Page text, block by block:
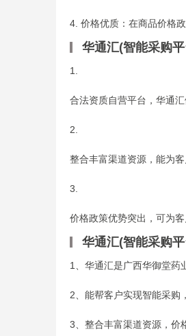
4. 价格优质：在商品价格
华通汇(智能采购
1.
合法资质自营平台，华通
2.
整合丰富渠道资源，能为
3.
价格政策优势突出，可为
华通汇(智能采购
1、华通汇是广西华御堂药
2、能帮客户实现智能采购
3、整合丰富渠道资源，价